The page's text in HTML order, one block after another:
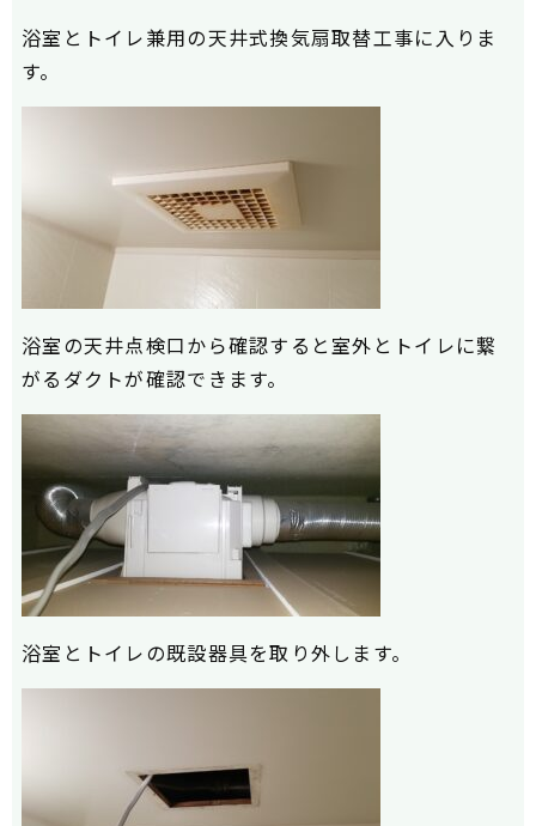
浴室とトイレ兼用の天井式換気扇取替工事に入りま
す。
浴室の天井点検口から確認すると室外とトイレに繋
がるダクトが確認できます。
浴室とトイレの既設器具を取り外します。